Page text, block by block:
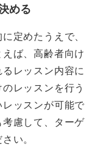
める
定めたうえで、
ば、高齢者向け
レッスン内容に
レッスンを行う
ッスンが可能で
慮して、ターゲ
い。